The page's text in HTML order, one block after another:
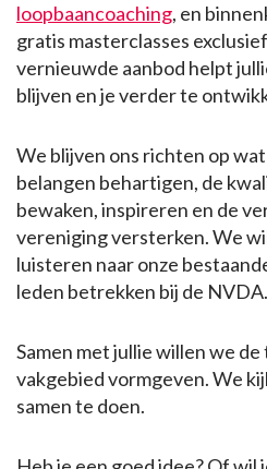
loopbaancoaching, en
gratis masterclasses
vernieuwde aanbod helpt
blijven en je verder te
We blijven ons richten op
belangen behartigen, de
bewaken, inspireren en de
vereniging versterken. We
luisteren naar onze
leden betrekken bij de NVDA.
Samen met jullie willen we
vakgebied vormgeven. We
samen te doen.